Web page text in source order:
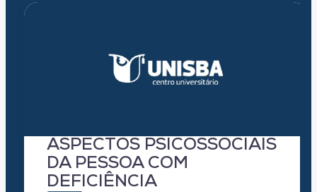
ASPECTOS PSICOSSOCIAIS
DA PESSOA COM
DEFICIÊNCIA